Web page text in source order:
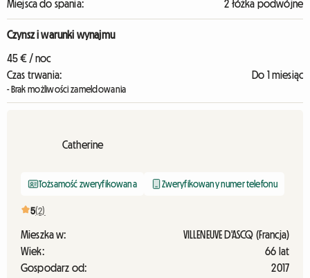
Miejsca do spania:
2 łóżka podwójne
Czynsz i warunki wynajmu
45 € / noc
Czas trwania:
Do 1 miesiąc
- Brak możliwości zameldowania
Catherine
Tożsamość zweryfikowana Zweryfikowany numer telefonu
5(2)
Mieszka w:
VILLENEUVE D'ASCQ (Francja)
Wiek:
66 lat
Gospodarz od:
2017